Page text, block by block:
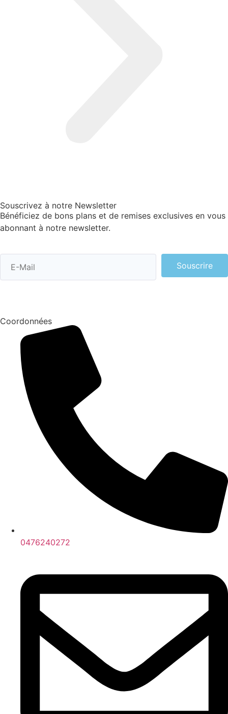
Souscrivez à notre Newsletter
Bénéficiez de bons plans et de remises exclusives en vous
abonnant à notre newsletter.
Souscrire
Coordonnées
0476240272